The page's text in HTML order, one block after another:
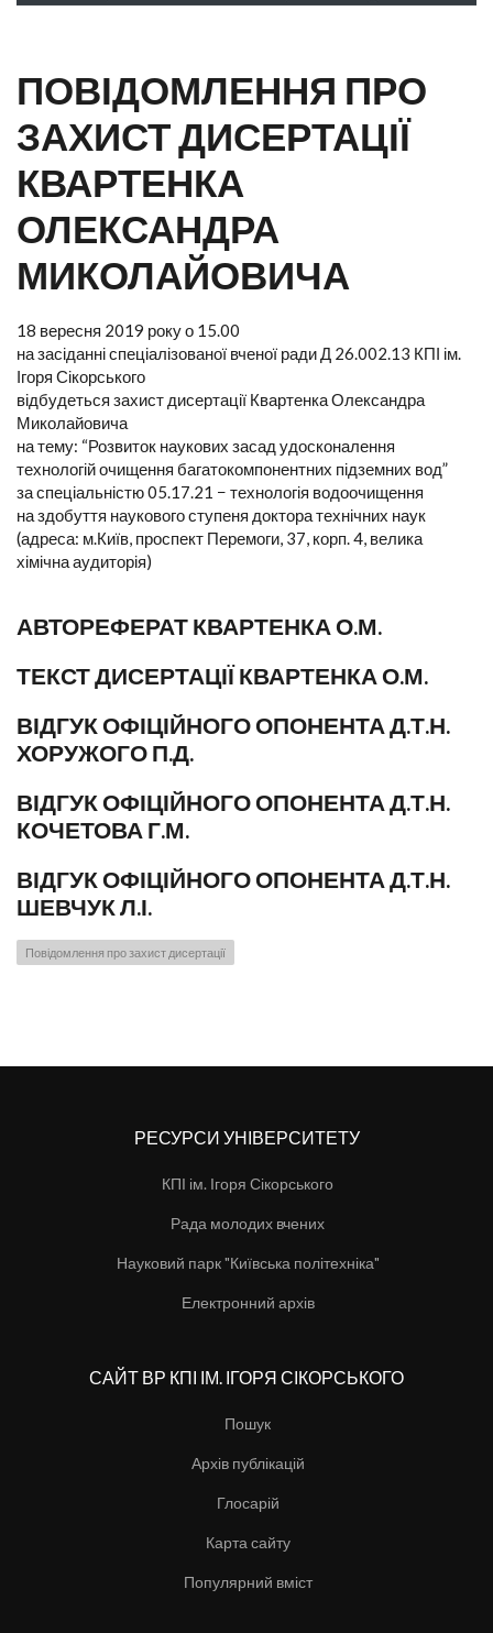
ПОВІДОМЛЕННЯ ПРО
ЗАХИСТ ДИСЕРТАЦІЇ
КВАРТЕНКА
ОЛЕКСАНДРА
МИКОЛАЙОВИЧА
18 вересня 2019 року о 15.00
на засіданні спеціалізованої вченої ради Д 26.002.13 КПІ ім.
Ігоря Сікорського
відбудеться захист дисертації Квартенка Олександра
Миколайовича
на тему: “Розвиток наукових засад удосконалення
технологій очищення багатокомпонентних підземних вод”
за спеціальністю 05.17.21 − технологія водоочищення
на здобуття наукового ступеня доктора технічних наук
(адреса: м.Київ, проспект Перемоги, 37, корп. 4, велика
хімічна аудиторія)
АВТОРЕФЕРАТ КВАРТЕНКА О.М.
ТЕКСТ ДИСЕРТАЦІЇ КВАРТЕНКА О.М.
ВІДГУК ОФІЦІЙНОГО ОПОНЕНТА Д.Т.Н.
ХОРУЖОГО П.Д.
ВІДГУК ОФІЦІЙНОГО ОПОНЕНТА Д.Т.Н.
КОЧЕТОВА Г.М.
ВІДГУК ОФІЦІЙНОГО ОПОНЕНТА Д.Т.Н.
ШЕВЧУК Л.І.
Повідомлення про захист дисертації
РЕСУРСИ УНІВЕРСИТЕТУ
КПІ ім. Ігоря Сікорського
Рада молодих вчених
Науковий парк "Київська політехніка"
Електронний архів
САЙТ ВР КПІ ІМ. ІГОРЯ СІКОРСЬКОГО
Пошук
Архів публікацій
Глосарій
Карта сайту
Популярний вміст